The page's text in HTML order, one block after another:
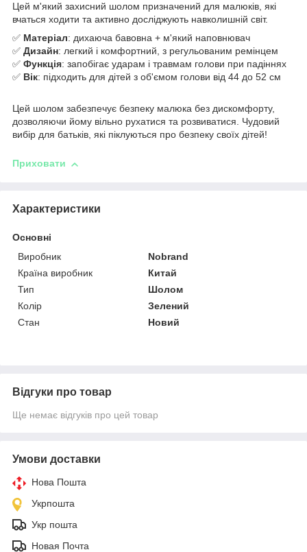
Цей м'який захисний шолом призначений для малюків, які
вчаться ходити та активно досліджують навколишній світ.
✅ Матеріал: дихаюча бавовна + м'який наповнювач
✅ Дизайн: легкий і комфортний, з регульованим ремінцем
✅ Функція: запобігає ударам і травмам голови при падіннях
✅ Вік: підходить для дітей з об'ємом голови від 44 до 52 см
Цей шолом забезпечує безпеку малюка без дискомфорту,
дозволяючи йому вільно рухатися та розвиватися. Чудовий
вибір для батьків, які піклуються про безпеку своїх дітей!
Приховати
Характеристики
Основні
Виробник
Nobrand
Країна виробник
Китай
Тип
Шолом
Колір
Зелений
Стан
Новий
Відгуки про товар
Ще немає відгуків про цей товар
Умови доставки
Нова Пошта
Укрпошта
Укр пошта
Новая Почта